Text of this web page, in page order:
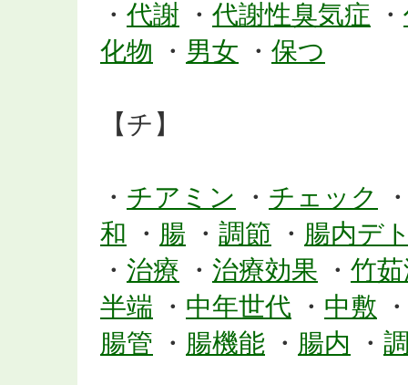
・ 代謝 ・ 代謝性臭気症 ・
化物 ・ 男女 ・ 保つ
【チ】
・ チアミン ・ チェック
和 ・ 腸 ・ 調節 ・ 腸内デ
・ 治療 ・ 治療効果 ・ 竹
半端 ・ 中年世代 ・ 中敷
腸管 ・ 腸機能 ・ 腸内 ・